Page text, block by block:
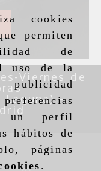
cookies
permiten
de
uso de la
un perfil
hábitos de
páginas
.
Viernes de
Laguna) -